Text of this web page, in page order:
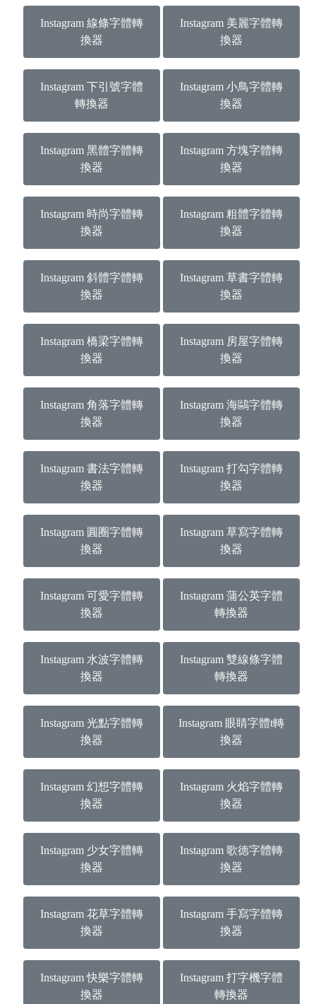
Instagram 線條字體轉
換器
Instagram 美麗字體轉
換器
Instagram 下引號字體
轉換器
Instagram 小鳥字體轉
換器
Instagram 黑體字體轉
換器
Instagram 方塊字體轉
換器
Instagram 時尚字體轉
換器
Instagram 粗體字體轉
換器
Instagram 斜體字體轉
換器
Instagram 草書字體轉
換器
Instagram 橋梁字體轉
換器
Instagram 房屋字體轉
換器
Instagram 角落字體轉
換器
Instagram 海鷗字體轉
換器
Instagram 書法字體轉
換器
Instagram 打勾字體轉
換器
Instagram 圓圈字體轉
換器
Instagram 草寫字體轉
換器
Instagram 可愛字體轉
換器
Instagram 蒲公英字體
轉換器
Instagram 水波字體轉
換器
Instagram 雙線條字體
轉換器
Instagram 光點字體轉
換器
Instagram 眼睛字體t轉
換器
Instagram 幻想字體轉
換器
Instagram 火焰字體轉
換器
Instagram 少女字體轉
換器
Instagram 歌德字體轉
換器
Instagram 花草字體轉
換器
Instagram 手寫字體轉
換器
Instagram 快樂字體轉
換器
Instagram 打字機字體
轉換器